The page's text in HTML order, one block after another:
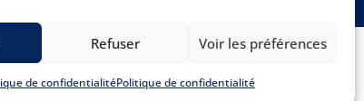
Refuser Voir les préférences
de confidentialitéPolitique de confidentialité
66